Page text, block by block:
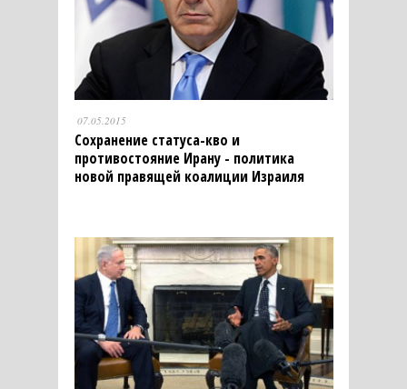
07.05.2015
Сохранение статуса-кво и
противостояние Ирану - политика
новой правящей коалиции Израиля